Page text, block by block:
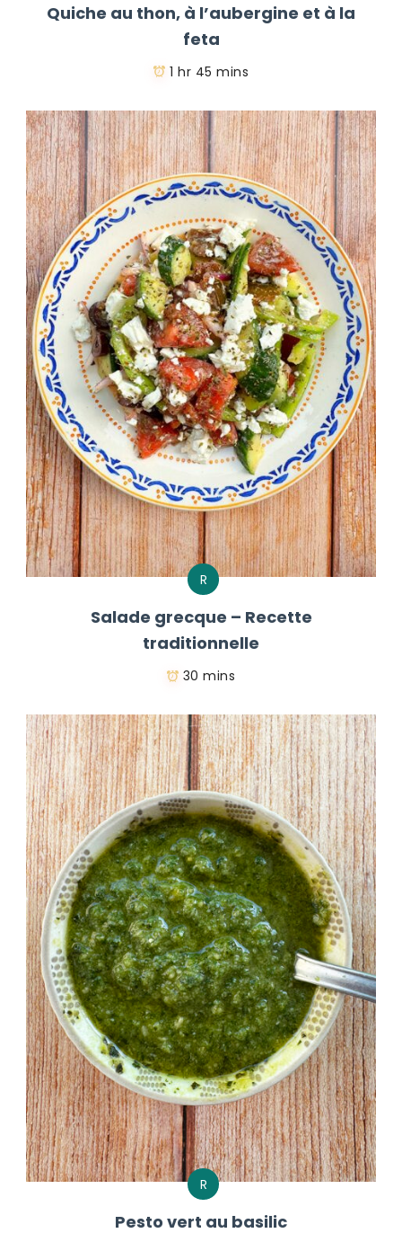
Quiche au thon, à l’aubergine et à la
feta
1 hr 45 mins
R
Salade grecque – Recette
traditionnelle
30 mins
R
Pesto vert au basilic